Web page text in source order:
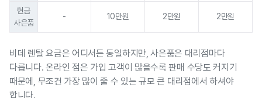
현금
사은품
- 10만원 2만원 2만원
비데 렌탈 요금은 어디서든 동일하지만, 사은품은 대리점마다
다릅니다. 온라인 점은 가입 고객이 많을수록 판매 수당도 커지기
때문에, 무조건 가장 많이 줄 수 있는 규모 큰 대리점에서 하셔야
합니다.